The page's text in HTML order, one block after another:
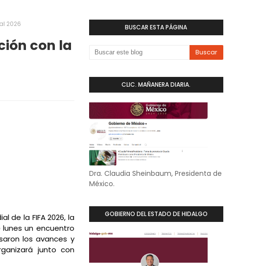
2026
con la
de la FIFA 2026, la
un encuentro
los avances y
junto con
BUSCAR ESTA PÁGINA
CLIC. MAÑANERA DIARIA.
Dra. Claudia Sheinbaum, Presidenta de
México.
GOBIERNO DEL ESTADO DE HIDALGO